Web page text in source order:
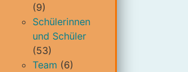
(9)
Schülerinnen
und Schüler
(53)
Team (6)